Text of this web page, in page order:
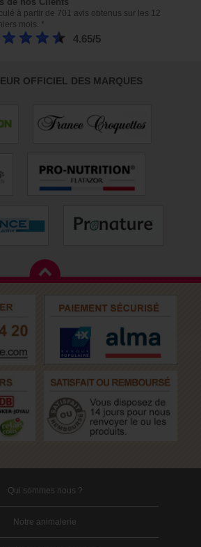
à partir de 701 avis obtenus sur les 12
mois. *
4.65/5
OFFICIEL DES MARQUES
Qui sommes nous ?
Notre animalerie